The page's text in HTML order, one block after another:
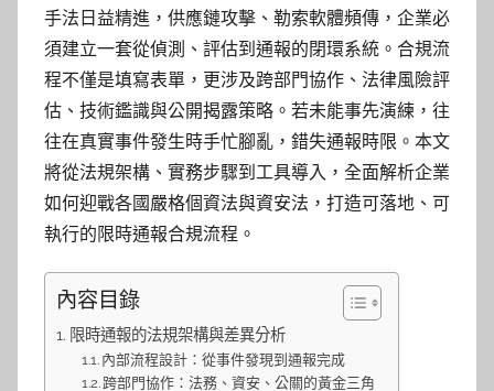
手法日益精進，供應鏈攻擊、勒索軟體頻傳，企業必
須建立一套從偵測、評估到通報的閉環系統。合規流
程不僅是填寫表單，更涉及跨部門協作、法律風險評
估、技術鑑識與公開揭露策略。若未能事先演練，往
往在真實事件發生時手忙腳亂，錯失通報時限。本文
將從法規架構、實務步驟到工具導入，全面解析企業
如何迎戰各國嚴格個資法與資安法，打造可落地、可
執行的限時通報合規流程。
內容目錄
限時通報的法規架構與差異分析
內部流程設計：從事件發現到通報完成
跨部門協作：法務、資安、公關的黃金三角